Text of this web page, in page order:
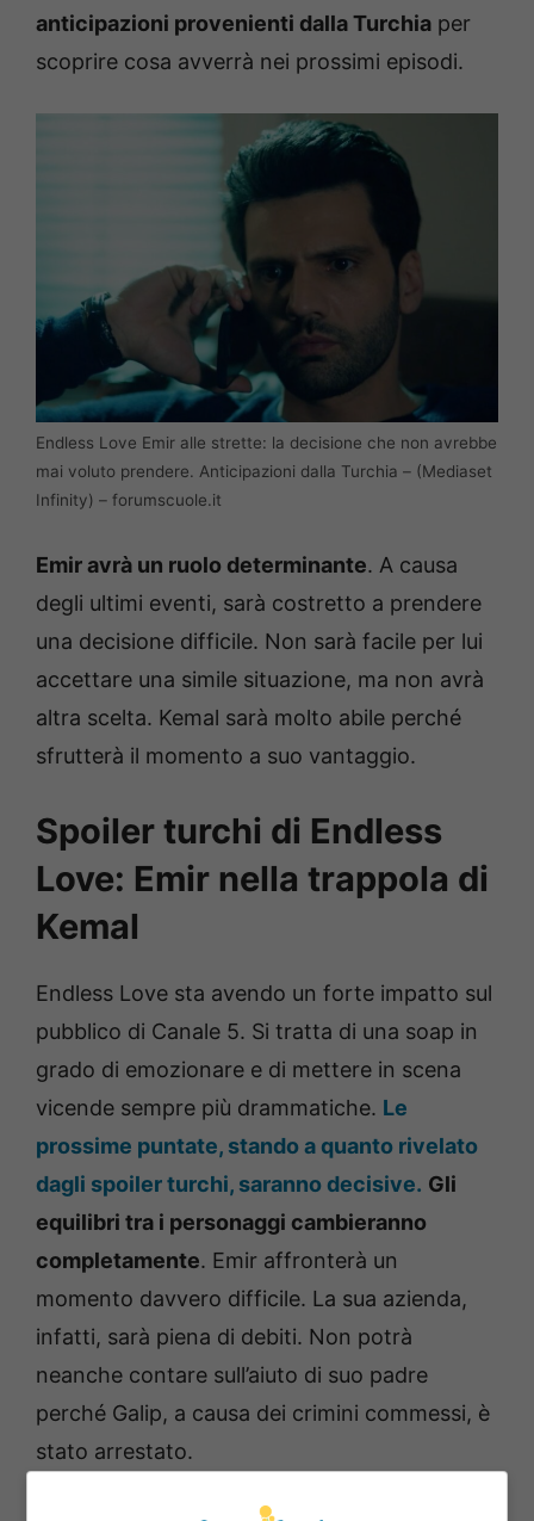
anticipazioni provenienti dalla Turchia per
scoprire cosa avverrà nei prossimi episodi.
Endless Love Emir alle strette: la decisione che non avrebbe
mai voluto prendere. Anticipazioni dalla Turchia – (Mediaset
Infinity) – forumscuole.it
Emir avrà un ruolo determinante. A causa
degli ultimi eventi, sarà costretto a prendere
una decisione difficile. Non sarà facile per lui
accettare una simile situazione, ma non avrà
altra scelta. Kemal sarà molto abile perché
sfrutterà il momento a suo vantaggio.
Spoiler turchi di Endless
Love: Emir nella trappola di
Kemal
Endless Love sta avendo un forte impatto sul
pubblico di Canale 5. Si tratta di una soap in
grado di emozionare e di mettere in scena
vicende sempre più drammatiche. Le
prossime puntate, stando a quanto rivelato
dagli spoiler turchi, saranno decisive. Gli
equilibri tra i personaggi cambieranno
completamente. Emir affronterà un
momento davvero difficile. La sua azienda,
infatti, sarà piena di debiti. Non potrà
neanche contare sull’aiuto di suo padre
perché Galip, a causa dei crimini commessi, è
stato arrestato.